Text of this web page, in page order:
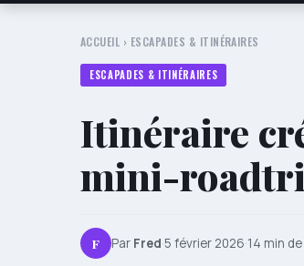
ACCUEIL › ESCAPADES & ITINÉRAIRES
ESCAPADES & ITINÉRAIRES
Itinéraire
mini-
F Par Fred·5 février 2026·14 min